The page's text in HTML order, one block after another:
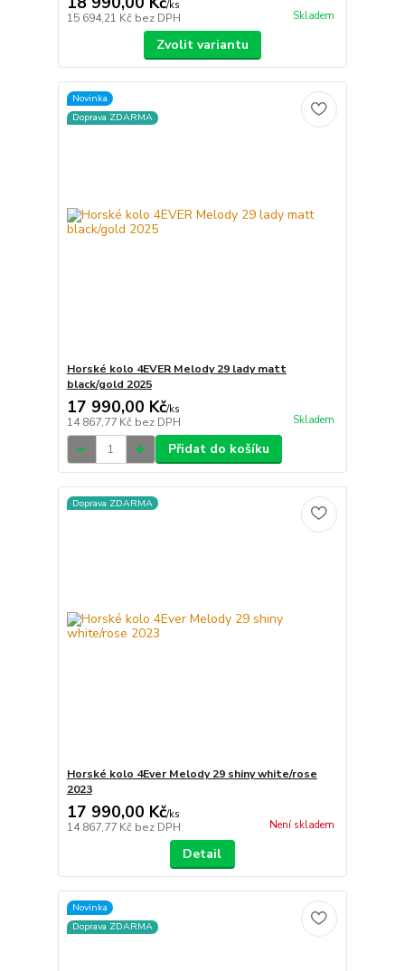
/ks
15 694,21 Kč bez DPH Skladem
Zvolit variantu
Novinka
Doprava ZDARMA
Horské kolo 4EVER Melody 29 lady matt
black/gold 2025
17 990,00 Kč/ks
14 867,77 Kč bez DPH Skladem
Přidat do košíku
Doprava ZDARMA
Horské kolo 4Ever Melody 29 shiny white/rose
2023
17 990,00 Kč/ks
14 867,77 Kč bez DPH Není skladem
Detail
Novinka
Doprava ZDARMA